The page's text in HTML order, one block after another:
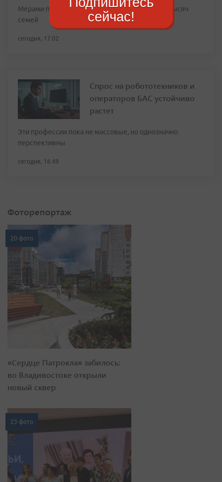
Мерами поддержки уже пользуются более 12 тысяч
семей
сегодня, 17:02
Спрос на робототехников и
операторов БАС устойчиво
растет
Эти профессии пока не массовые, но однозначно
перспективны
сегодня, 16:49
Фоторепортаж
20 фото
«Сердце Патрокла» забилось:
во Владивостоке открыли
новый сквер
23 фото
сейчас!